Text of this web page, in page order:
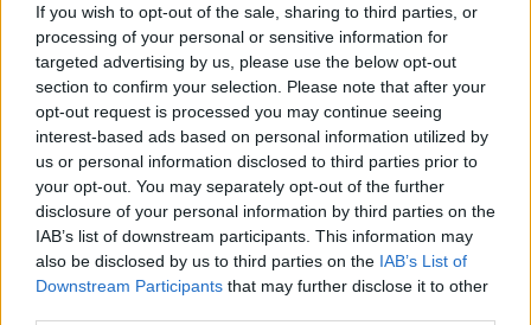
If you wish to opt-out of the sale, sharing to third parties, or
processing of your personal or sensitive information for
targeted advertising by us, please use the below opt-out
section to confirm your selection. Please note that after your
opt-out request is processed you may continue seeing
interest-based ads based on personal information utilized by
us or personal information disclosed to third parties prior to
your opt-out. You may separately opt-out of the further
disclosure of your personal information by third parties on the
IAB’s list of downstream participants. This information may
also be disclosed by us to third parties on the IAB’s List of
Downstream Participants that may further disclose it to other
Sutinku su taisyklėmis
This site is protected by
reCAPTCHA and the Google
Privacy Policy
and
Terms of